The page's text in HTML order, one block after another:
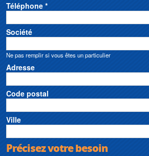
Téléphone *
Société
Ne pas remplir si vous êtes un particulier
Adresse
Code postal
Ville
Précisez votre besoin